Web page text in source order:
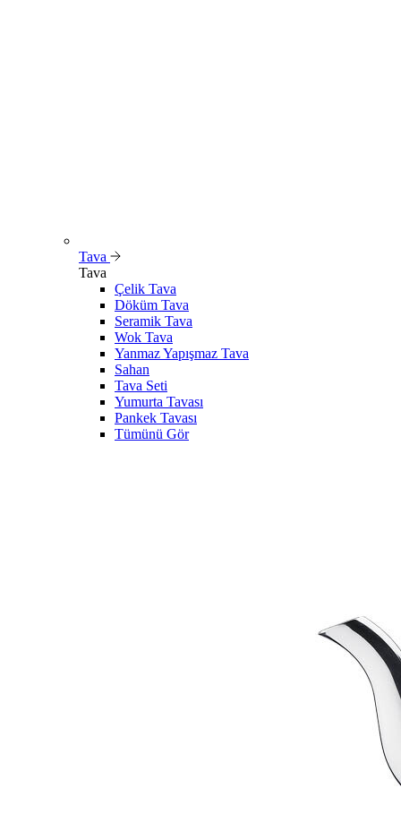
Tava
Tava
Çelik Tava
Döküm Tava
Seramik Tava
Wok Tava
Yanmaz Yapışmaz Tava
Sahan
Tava Seti
Yumurta Tavası
Pankek Tavası
Tümünü Gör